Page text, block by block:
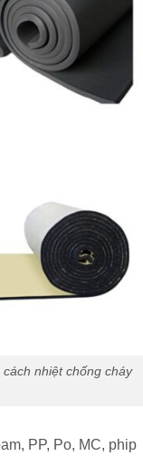
nhiệt chống cháy
PP, Po, MC, phip